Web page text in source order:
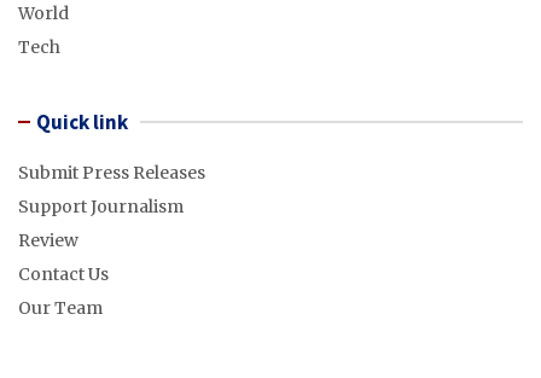
World
Tech
Quick link
Submit Press Releases
Support Journalism
Review
Contact Us
Our Team